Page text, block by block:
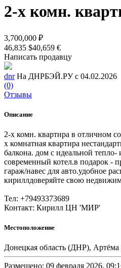
2-х комн.
3,700,000 ₽
46,835 $40,659 €
Написать продавцу
dnr На ДНРБЭЙ.РУ с 04.02.2026
(0)
Отзывы
Описание
2-х комн. квартира в отличном
х комнатная квартира
балкона. дом с идеальной
современный котел.в подарок -
гараж/навес для авто.удобное
кириллдоверяйте свою
Тел: +79493373689
Контакт: Кирилл ЦН 'МИР'
Местоположение
Донецкая область (ДНР),
Размещено: 09 февраля 2026,